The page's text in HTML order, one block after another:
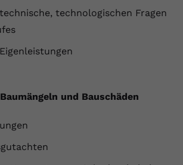
technologischen Fragen
und Bauschäden
Youtube.com
Session
speichern, der eingebettete YouTube-